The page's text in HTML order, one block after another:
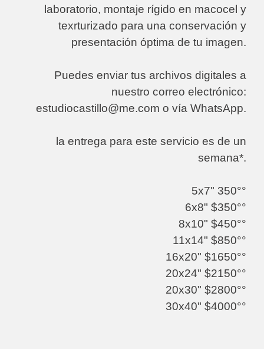
laboratorio, montaje rígido en macocel y
texrturizado para una conservación y
presentación óptima de tu imagen.
Puedes enviar tus archivos digitales a
nuestro correo electrónico:
estudiocastillo@me.com o vía WhatsApp.
la entrega para este servicio es de un
semana*.
5x7" 350°°
6x8" $350°°
8x10" $450°°
11x14" $850°°
16x20" $1650°°
20x24" $2150°°
20x30" $2800°°
30x40" $4000°°